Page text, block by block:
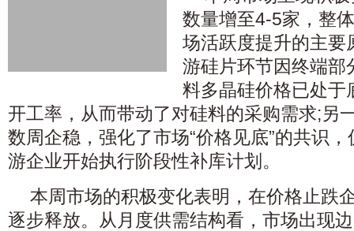
数量增至4-5家，整
场活跃度提升的主要
游硅片环节因终端部
料多晶硅价格已处于
开工率，从而带动了对硅料的采购需求;另
数周企稳，强化了市场“价格见底”的共识
游企业开始执行阶段性补库计划。
本周市场的积极变化表明，在价格止跌
逐步释放。从月度供需结构看，市场出现